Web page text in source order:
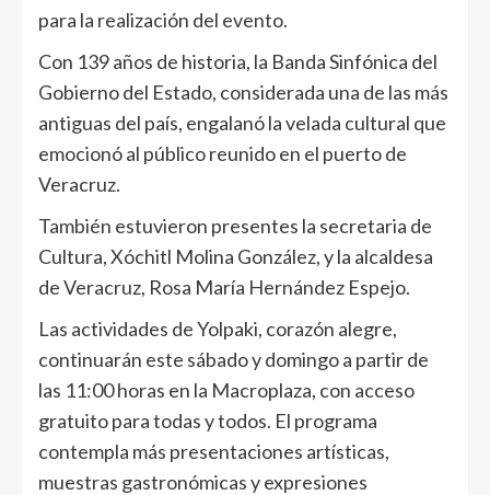
para la realización del evento.
Con 139 años de historia, la Banda Sinfónica del
Gobierno del Estado, considerada una de las más
antiguas del país, engalanó la velada cultural que
emocionó al público reunido en el puerto de
Veracruz.
También estuvieron presentes la secretaria de
Cultura, Xóchitl Molina González, y la alcaldesa
de Veracruz, Rosa María Hernández Espejo.
Las actividades de Yolpaki, corazón alegre,
continuarán este sábado y domingo a partir de
las 11:00 horas en la Macroplaza, con acceso
gratuito para todas y todos. El programa
contempla más presentaciones artísticas,
muestras gastronómicas y expresiones